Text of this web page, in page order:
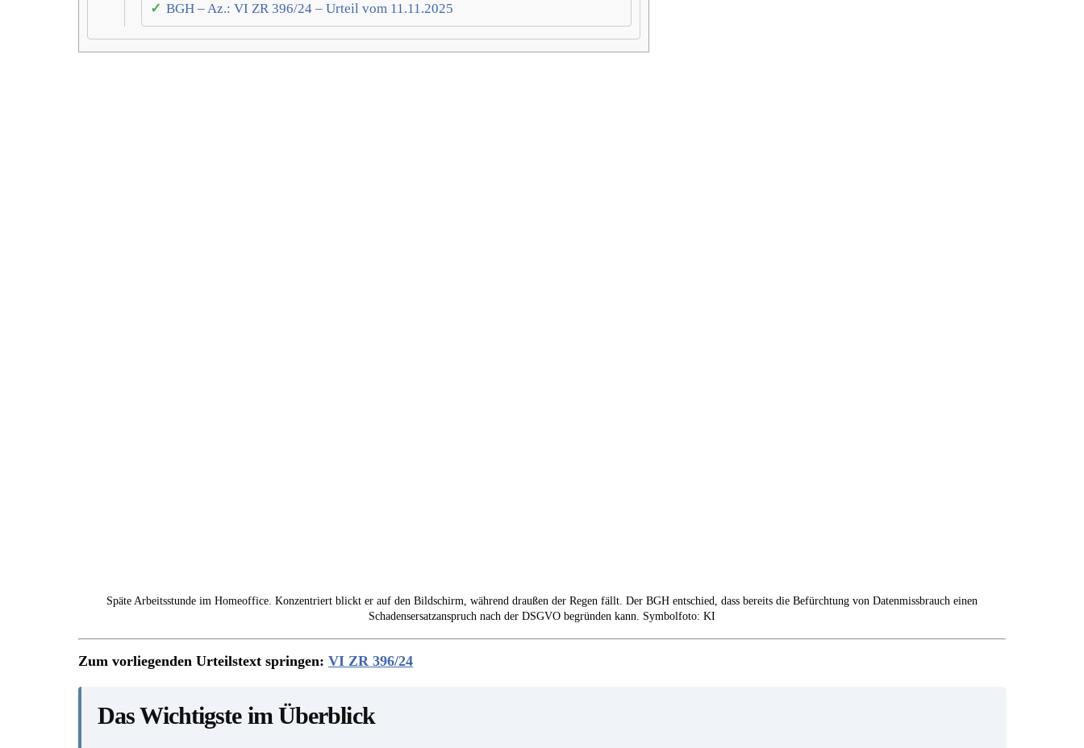
BGH – Az.: VI ZR 396/24 – Urteil vom 11.11.2025
Späte Arbeitsstunde im Homeoffice. Konzentriert blickt er auf den Bildschirm, während draußen der Regen fällt. Der BGH entschied, dass bereits die Befürchtung von Datenmissbrauch einen
Schadensersatzanspruch nach der DSGVO begründen kann. Symbolfoto: KI
Zum vorliegenden Urteilstext springen: VI ZR 396/24
Das Wichtigste im Überblick